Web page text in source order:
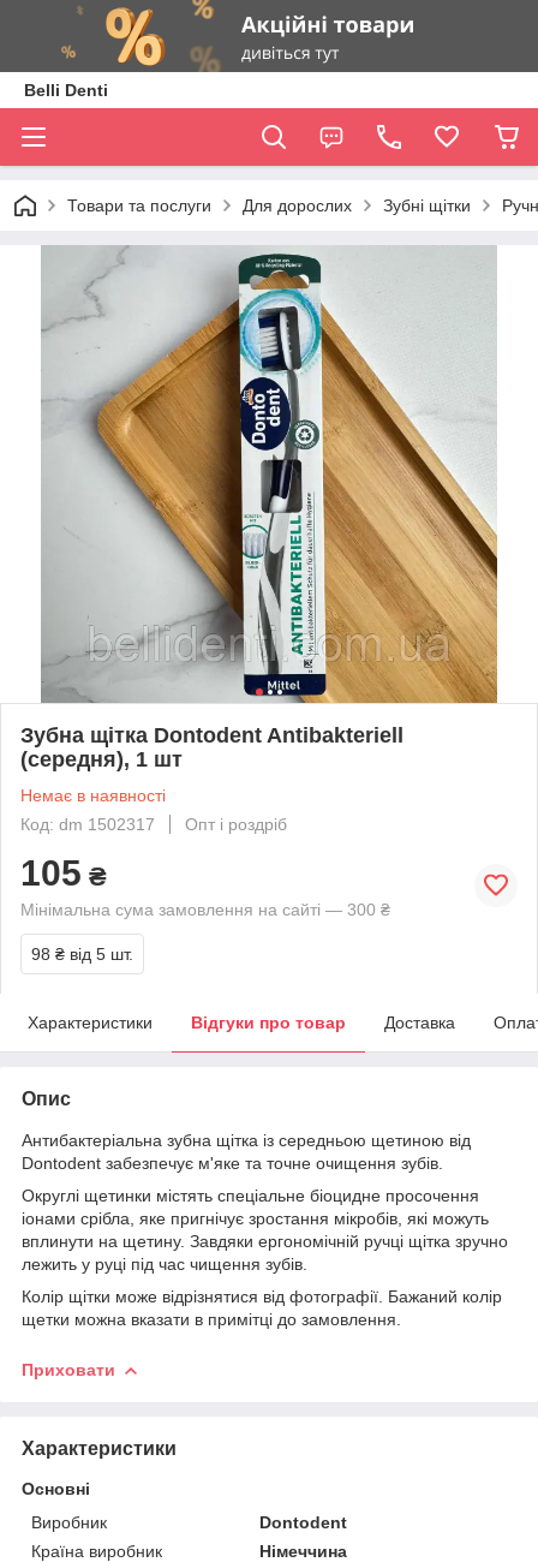
Belli Denti
Товари та послуги Для дорослих Зубні щітки
Зубна щітка Dontodent Antibakteriell
(середня), 1 шт
Немає в наявності
Код: dm 1502317
Опт і роздріб
105 ₴
Мінімальна сума замовлення на сайті — 300 ₴
98 ₴ від 5 шт.
Характеристики Відгуки про товар Доставка
Опис
Антибактеріальна зубна щітка із середньою щетиною від
Dontodent забезпечує м'яке та точне очищення зубів.
Округлі щетинки містять спеціальне біоцидне просочення
іонами срібла, яке пригнічує зростання мікробів, які можуть
вплинути на щетину. Завдяки ергономічній ручці щітка зручно
лежить у руці під час чищення зубів.
Колір щітки може відрізнятися від фотографії. Бажаний колір
щетки можна вказати в примітці до замовлення.
Приховати
Характеристики
Основні
Виробник
Dontodent
Країна виробник
Німеччина